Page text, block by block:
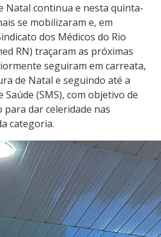
Natal continua e nesta quinta-
se mobilizaram e, em
dos Médicos do Rio
RN) traçaram as próximas
seguiram em carreata,
de Natal e seguindo até a
(SMS), com objetivo de
dar celeridade nas
categoria.